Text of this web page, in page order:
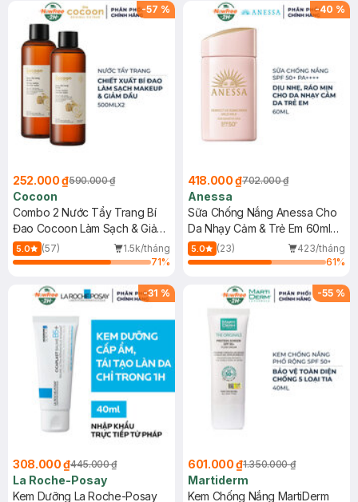
-57 %
252.000 ₫590.000 ₫
Cocoon
Combo 2 Nước Tẩy Trang Bí
Đao Cocoon Làm Sạch & Giảm
Dầu 500ml
5.0 (57)
1.5k/tháng
71%
-40 %
418.000 ₫702.000 ₫
Anessa
Sữa Chống Nắng Anessa Cho
Da Nhạy Cảm & Trẻ Em 60ml
(Mới)
5.0 (23)
423/tháng
61%
-31 %
308.000 ₫445.000 ₫
La Roche-Posay
Kem Dưỡng La Roche-Posay
-55 %
601.000 ₫1.350.000 ₫
Martiderm
Kem Chống Nắng MartiDerm